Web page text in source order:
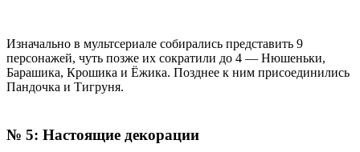
Изначально в мультсериале собирались представить 9
персонажей, чуть позже их сократили до 4 — Нюшеньки,
Барашика, Крошика и Ёжика. Позднее к ним присоединились
Пандочка и Тигруня.
№ 5: Настоящие декорации